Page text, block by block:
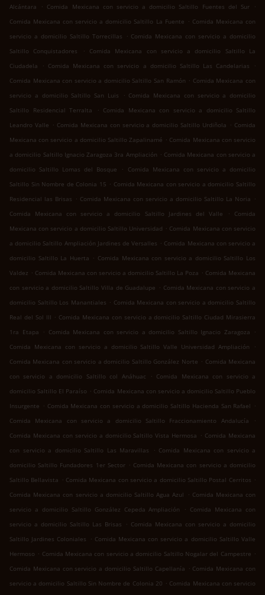
Alcántara
. Comida Mexicana con servicio a domicilio Saltillo Fuentes del Sur
.
Comida Mexicana con servicio a domicilio Saltillo La Fuente . Comida Mexicana con
servicio a domicilio Saltillo Torrecillas
. Comida Mexicana con servicio a domicilio
Saltillo Conquistadores
.
Comida Mexicana con servicio a domicilio Saltillo La
Ciudadela
. Comida Mexicana con servicio a domicilio Saltillo Las Candelarias
.
Comida Mexicana con servicio a domicilio Saltillo San Ramón . Comida Mexicana con
servicio a domicilio Saltillo San Luis
. Comida Mexicana con servicio a domicilio
Saltillo Residencial Terralta
. Comida Mexicana con servicio a domicilio Saltillo
Leandro Valle . Comida Mexicana con servicio a domicilio Saltillo Urdiñola . Comida
Mexicana con servicio a domicilio Saltillo Zapalinamé . Comida Mexicana con servicio
a domicilio Saltillo Ignacio Zaragoza 3ra Ampliación . Comida Mexicana con servicio a
domicilio Saltillo Lomas del Bosque
.
Comida Mexicana con servicio a domicilio
Saltillo Sin Nombre de Colonia 15 . Comida Mexicana con servicio a domicilio Saltillo
Residencial las Brisas . Comida Mexicana con servicio a domicilio Saltillo La Noria .
Comida Mexicana con servicio a domicilio Saltillo Jardines del Valle
.
Comida
Mexicana con servicio a domicilio Saltillo Universidad . Comida Mexicana con servicio
a domicilio Saltillo Ampliación Jardines de Versalles . Comida Mexicana con servicio a
domicilio Saltillo La Huerta . Comida Mexicana con servicio a domicilio Saltillo Los
Valdez . Comida Mexicana con servicio a domicilio Saltillo La Poza . Comida Mexicana
con servicio a domicilio Saltillo Villa de Guadalupe . Comida Mexicana con servicio a
domicilio Saltillo Los Manantiales . Comida Mexicana con servicio a domicilio Saltillo
Real del Sol III . Comida Mexicana con servicio a domicilio Saltillo Ciudad Mirasierra
1ra Etapa
. Comida Mexicana con servicio a domicilio Saltillo Ignacio Zaragoza
.
Comida Mexicana con servicio a domicilio Saltillo Valle Universidad Ampliación
.
Comida Mexicana con servicio a domicilio Saltillo González Norte . Comida Mexicana
con servicio a domicilio Saltillo col Anáhuac
. Comida Mexicana con servicio a
domicilio Saltillo El Paraíso . Comida Mexicana con servicio a domicilio Saltillo Pueblo
Insurgente . Comida Mexicana con servicio a domicilio Saltillo Hacienda San Rafael .
Comida Mexicana con servicio a domicilio Saltillo Fraccionamiento Andalucía
.
Comida Mexicana con servicio a domicilio Saltillo Vista Hermosa . Comida Mexicana
con servicio a domicilio Saltillo Las Maravillas
. Comida Mexicana con servicio a
domicilio Saltillo Fundadores 1er Sector . Comida Mexicana con servicio a domicilio
Saltillo Bellavista . Comida Mexicana con servicio a domicilio Saltillo Postal Cerritos .
Comida Mexicana con servicio a domicilio Saltillo Agua Azul
. Comida Mexicana con
servicio a domicilio Saltillo González Cepeda Ampliación
. Comida Mexicana con
servicio a domicilio Saltillo Las Brisas
. Comida Mexicana con servicio a domicilio
Saltillo Jardines Coloniales
. Comida Mexicana con servicio a domicilio Saltillo Valle
Hermoso . Comida Mexicana con servicio a domicilio Saltillo Nogalar del Campestre .
Comida Mexicana con servicio a domicilio Saltillo Capellanía . Comida Mexicana con
servicio a domicilio Saltillo Sin Nombre de Colonia 20 . Comida Mexicana con servicio